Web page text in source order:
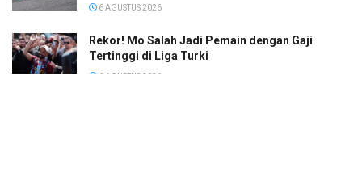
6 AGUSTUS 2026
Rekor! Mo Salah Jadi Pemain dengan Gaji
Tertinggi di Liga Turki
6 AGUSTUS 2026